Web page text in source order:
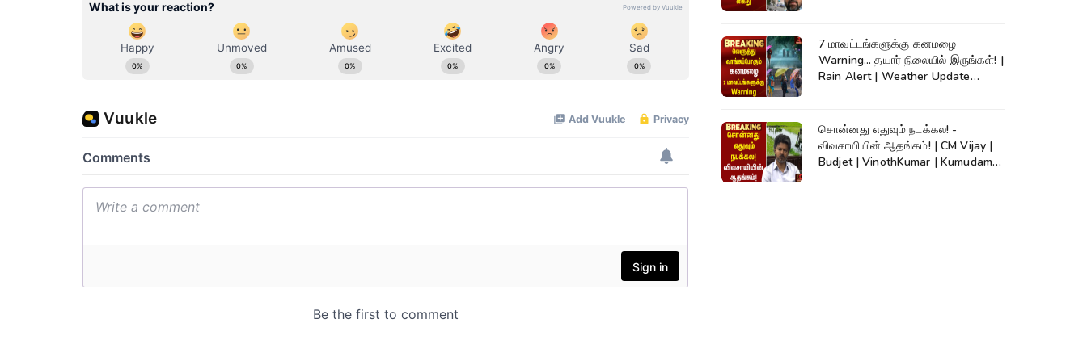
7 மாவட்டங்களுக்கு கனமழை
Warning... தயார் நிலையில் இருங்கள்! |
Rain Alert | Weather Update
சொன்னது எதுவும் நடக்கல! -
விவசாயியின் ஆதங்கம்! | CM Vijay |
Budjet | VinothKumar | Kumudam